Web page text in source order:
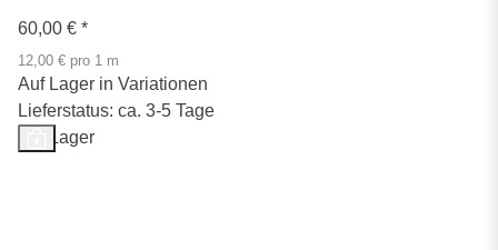
60,00 € *
12,00 € pro 1 m
Auf Lager in Variationen
Lieferstatus: ca. 3-5 Tage
Auf Lager